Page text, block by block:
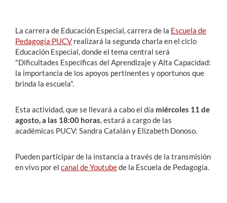
Alumni
English
La carrera de Educación Especial, carrera de la Escuela de
Pedagogía PUCV realizará la segunda charla en el ciclo
Educación Especial, donde el tema central será
"Dificultades Específicas del Aprendizaje y Alta Capacidad:
la importancia de los apoyos pertinentes y oportunos que
brinda la escuela".
Esta actividad, que se llevará a cabo el día miércoles 11 de
agosto, a las 18:00 horas, estará a cargo de las
académicas PUCV: Sandra Catalán y Elizabeth Donoso.
Pueden participar de la instancia a través de la transmisión
en vivo por el canal de Youtubede la Escuela de Pedagogía.